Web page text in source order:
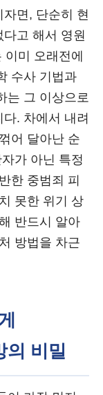
면, 단순히 현
고 해서 영원
미 오래전에
수사 기법과
는 그 이상으로
. 차에서 내려
어 달아난 순
가 아닌 특정
한 중범죄 피
못한 위기 상
반드시 알아
방법을 차근
의 비밀